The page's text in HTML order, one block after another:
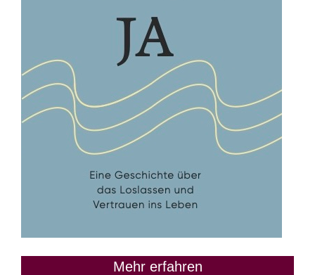
Mehr erfahren